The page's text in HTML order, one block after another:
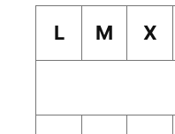
L
M X